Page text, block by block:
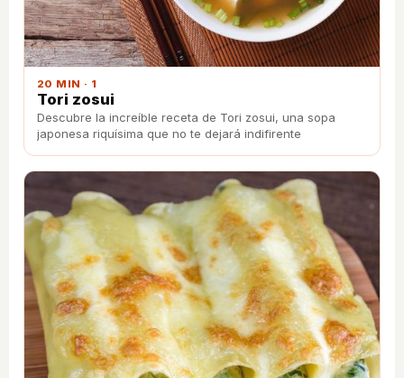
20 MIN · 1
Tori zosui
Descubre la increíble receta de Tori zosui, una sopa
japonesa riquísima que no te dejará indifirente